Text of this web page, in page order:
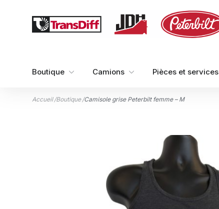
Boutique Camions Pièces et services
Accueil /Boutique /Camisole grise Peterbilt femme – M